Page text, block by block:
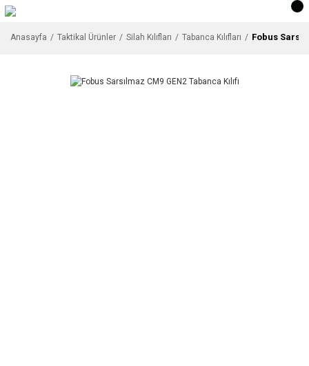
Anasayfa Taktikal Ürünler Silah Kılıfları Tabanca Kılıfları Fobus